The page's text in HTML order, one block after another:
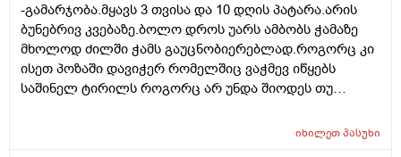
-გამარჯობა.მყავს 3 თვისა და 10 დღის პატარა.არის
ბუნებრივ კვებაზე.ბოლო დროს უარს ამბობს ჭამაზე
მხოლოდ ძილში ჭამს გაუცნობიერებლად.როგორც კი
ისეთ პოზაში დავიჭერ რომელშიც ვაჭმევ იწყებს
საშინელ ტირილს როგორც არ უნდა შიოდეს თუ
პედიატრთან,მაგრამ ვერ მითხრა რა სჭირდა იმიტომ
იხილეთპასუხი